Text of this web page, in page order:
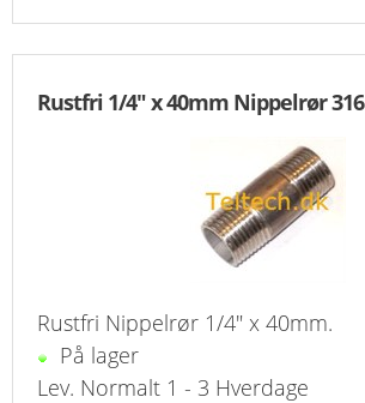
Rustfri 1/4" x 40mm Nippelrør 316
Rustfri Nippelrør 1/4" x 40mm.
På lager
Lev. Normalt 1 - 3 Hverdage